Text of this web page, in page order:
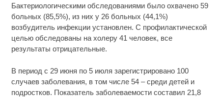
Бактериологическими обследованиями было охвачено 59
больных (85,5%), из них у 26 больных (44,1%)
возбудитель инфекции установлен. С профилактической
целью обследованы на холеру 41 человек, все
результаты отрицательные.
В период с 29 июня по 5 июля зарегистрировано 100
случаев заболевания, в том числе 54 – среди детей и
подростков. Показатель заболеваемости составил 21,8